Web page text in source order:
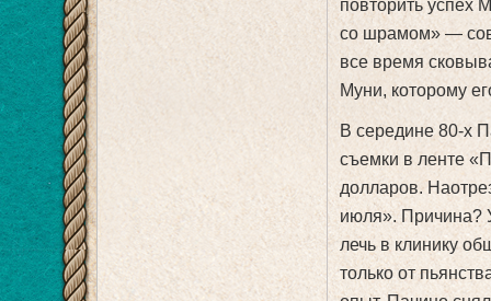
повторить
со шрамом» —
все время
Муни, которому
В середине 80-х
съемки в ленте
долларов.
июля». Причина?
лечь в клинику
только от